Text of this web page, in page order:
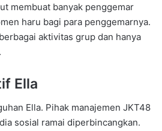
membuat banyak penggemar
haru bagi para penggemarnya.
aktivitas grup dan hanya
Ella
Ella. Pihak manajemen JKT48
sosial ramai diperbincangkan.